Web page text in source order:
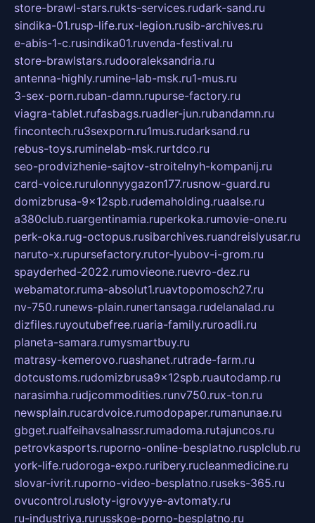
store-brawl-stars.rukts-services.rudark-sand.ru
sindika-01.rusp-life.rux-legion.rusib-archives.ru
e-abis-1-c.rusindika01.ruvenda-festival.ru
store-brawlstars.rudooraleksandria.ru
antenna-highly.rumine-lab-msk.ru1-mus.ru
3-sex-porn.ruban-damn.rupurse-factory.ru
viagra-tablet.rufasbags.ruadler-jun.rubandamn.ru
fincontech.ru3sexporn.ru1mus.rudarksand.ru
rebus-toys.ruminelab-msk.rurtdco.ru
seo-prodvizhenie-sajtov-stroitelnyh-kompanij.ru
card-voice.rurulonnyygazon177.rusnow-guard.ru
domizbrusa-9x12spb.rudemaholding.ruaalse.ru
a380club.ruargentinamia.ruperkoka.rumovie-one.ru
perk-oka.rug-octopus.rusibarchives.ruandreislyusar.ru
naruto-x.rupursefactory.rutor-lyubov-i-grom.ru
spayderhed-2022.rumovieone.ruevro-dez.ru
webamator.ruma-absolut1.ruavtopomosch27.ru
nv-750.runews-plain.runertansaga.rudelanalad.ru
dizfiles.ruyoutubefree.ruaria-family.ruroadli.ru
planeta-samara.rumysmartbuy.ru
matrasy-kemerovo.ruashanet.rutrade-farm.ru
dotcustoms.rudomizbrusa9x12spb.ruautodamp.ru
narasimha.rudjcommodities.runv750.rux-ton.ru
newsplain.rucardvoice.rumodopaper.rumanunae.ru
gbget.rualfeihavsalnassr.rumadoma.rutajuncos.ru
petrovkasports.ruporno-online-besplatno.rusplclub.ru
york-life.rudoroga-expo.ruribery.rucleanmedicine.ru
slovar-ivrit.ruporno-video-besplatno.ruseks-365.ru
ovucontrol.rusloty-igrovyye-avtomaty.ru
ru-industriya.rurusskoe-porno-besplatno.ru